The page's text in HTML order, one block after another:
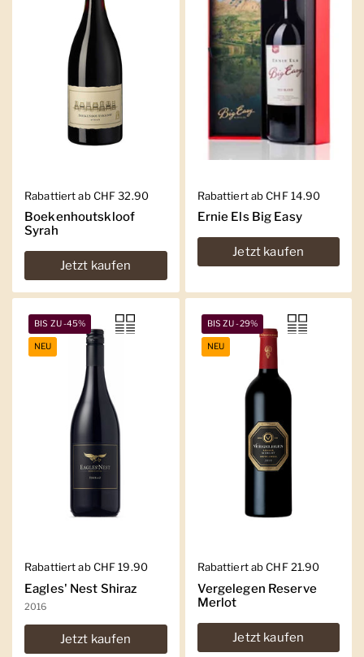
Regulärer Preis
Rabattiert ab CHF 32.90
Boekenhoutskloof
Syrah
Jetzt kaufen
Regulärer Preis
Rabattiert ab CHF 14.90
Ernie Els Big Easy
Jetzt kaufen
Regulärer Preis
Rabattiert ab CHF 19.90
Eagles' Nest Shiraz
2016
Jetzt kaufen
BIS ZU -45%
NEU
Regulärer Preis
Rabattiert ab CHF 21.90
Vergelegen Reserve
Merlot
Jetzt kaufen
BIS ZU -29%
NEU